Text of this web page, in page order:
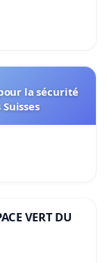
la sécurité
VERT DU